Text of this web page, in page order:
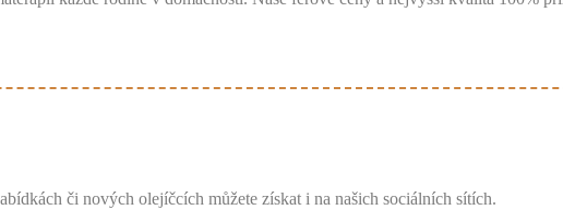
či nových olejíčcích můžete získat i na našich sociálních sítích.